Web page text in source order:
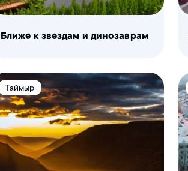
Ближе к звездам и динозаврам
Таймыр